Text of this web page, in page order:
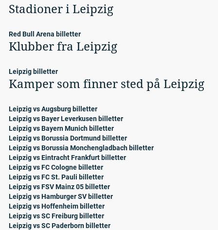
Stadioner i Leipzig
Red Bull Arena billetter
Klubber fra Leipzig
Leipzig billetter
Kamper som finner sted på Leipzig
Leipzig vs Augsburg billetter
Leipzig vs Bayer Leverkusen billetter
Leipzig vs Bayern Munich billetter
Leipzig vs Borussia Dortmund billetter
Leipzig vs Borussia Monchengladbach billetter
Leipzig vs Eintracht Frankfurt billetter
Leipzig vs FC Cologne billetter
Leipzig vs FC St. Pauli billetter
Leipzig vs FSV Mainz 05 billetter
Leipzig vs Hamburger SV billetter
Leipzig vs Hoffenheim billetter
Leipzig vs SC Freiburg billetter
Leipzig vs SC Paderborn billetter